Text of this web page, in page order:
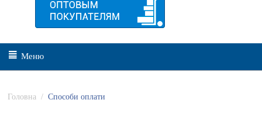
Меню
Головна / Способи оплати